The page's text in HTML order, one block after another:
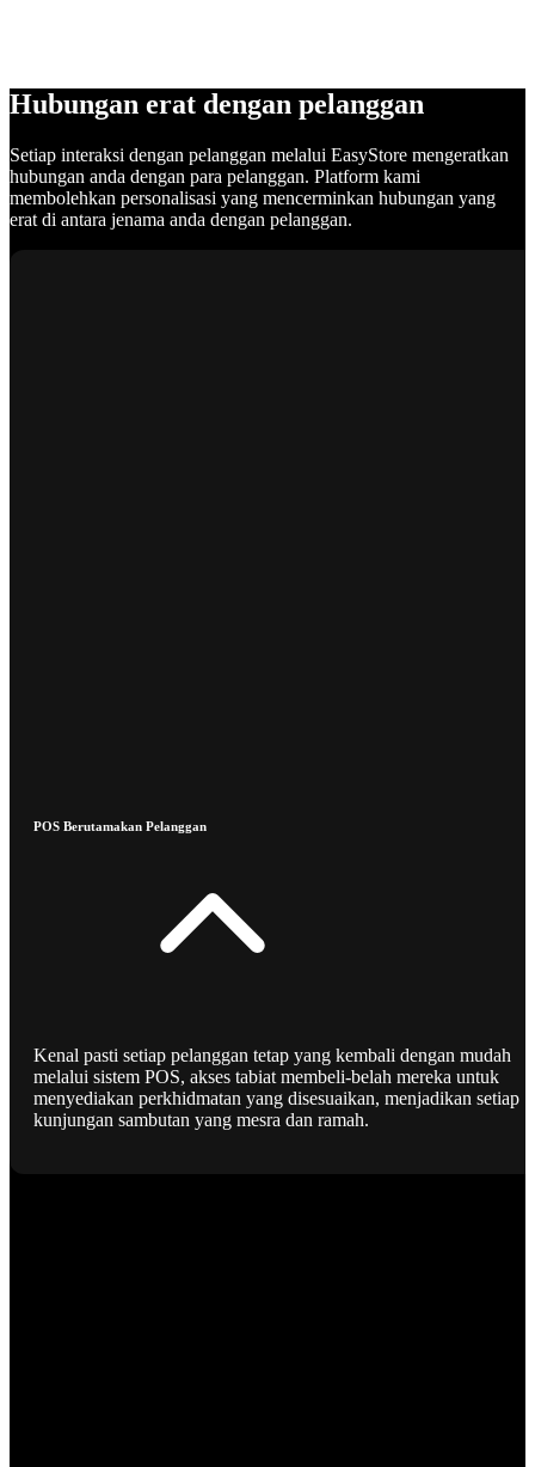
Hubungan erat dengan pelanggan
Setiap interaksi dengan pelanggan melalui EasyStore mengeratkan
hubungan anda dengan para pelanggan. Platform kami
membolehkan personalisasi yang mencerminkan hubungan yang
erat di antara jenama anda dengan pelanggan.
POS Berutamakan Pelanggan
Kenal pasti setiap pelanggan tetap yang kembali dengan mudah
melalui sistem POS, akses tabiat membeli-belah mereka untuk
menyediakan perkhidmatan yang disesuaikan, menjadikan setiap
kunjungan sambutan yang mesra dan ramah.